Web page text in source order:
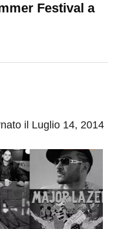
Festival a
il Luglio 14, 2014